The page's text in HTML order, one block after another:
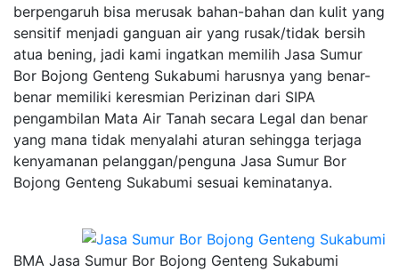
berpengaruh bisa merusak bahan-bahan dan kulit yang
sensitif menjadi ganguan air yang rusak/tidak bersih
atua bening, jadi kami ingatkan memilih Jasa Sumur
Bor Bojong Genteng Sukabumi harusnya yang benar-
benar memiliki keresmian Perizinan dari SIPA
pengambilan Mata Air Tanah secara Legal dan benar
yang mana tidak menyalahi aturan sehingga terjaga
kenyamanan pelanggan/penguna Jasa Sumur Bor
Bojong Genteng Sukabumi sesuai keminatanya.
BMA Jasa Sumur Bor Bojong Genteng Sukabumi